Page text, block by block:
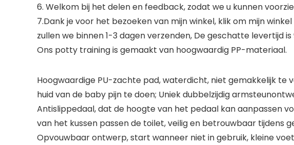
6. Welkom bij het delen en feedback, zodat we u kunnen
7.Dank je voor het bezoeken van mijn winkel, klik om mijn
zullen we binnen 1-3 dagen verzenden, De geschatte levertijd is
Ons potty training is gemaakt van hoogwaardig PP-materiaal.
Hoogwaardige PU-zachte pad, waterdicht, niet gemakkelijk
huid van de baby pijn te doen; Uniek dubbelzijdig
Antislippedaal, dat de hoogte van het pedaal kan aanpassen
van het kussen passen de toilet, veilig en betrouwbaar tijdens
Opvouwbaar ontwerp, start wanneer niet in gebruik, kleine